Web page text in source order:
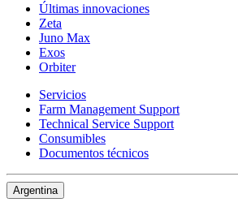
Últimas innovaciones
Zeta
Juno Max
Exos
Orbiter
Servicios
Farm Management Support
Technical Service Support
Consumibles
Documentos técnicos
Argentina